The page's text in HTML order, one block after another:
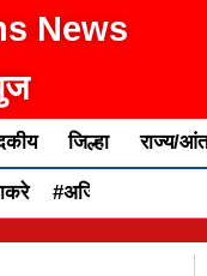
News
जिल्हा राज्य/
#अजित पवार